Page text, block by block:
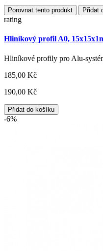
Porovnat tento produkt Přidat
rating
Hliníkový profil A0,
Hliníkové profily pro Alu-
185,00 Kč
190,00 Kč
Přidat do košíku
-6%